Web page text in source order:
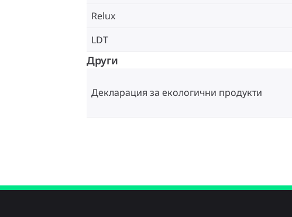
Relux
LDT
Други
Декларация за екологични продукти